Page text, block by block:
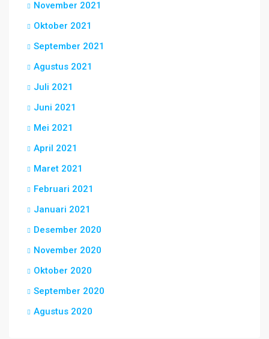
November 2021
Oktober 2021
September 2021
Agustus 2021
Juli 2021
Juni 2021
Mei 2021
April 2021
Maret 2021
Februari 2021
Januari 2021
Desember 2020
November 2020
Oktober 2020
September 2020
Agustus 2020